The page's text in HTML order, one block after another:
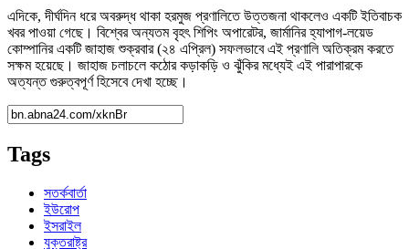
এদিকে, দীর্ঘদিন ধরে অবরুদ্ধ থাকা হরমুজ প্রণালিতে উত্তজনা থাকলেও একটি ইতিবাচক
খবর পাওয়া গেছে। বিশ্বের অন্যতম বৃহৎ শিপিং অপারেটর, জার্মানির হ্যাপাগ-লয়েড
কোম্পানির একটি জাহাজ শুক্রবার (২৪ এপ্রিল) সফলভাবে এই প্রণালি অতিক্রম করতে
সক্ষম হয়েছে। জাহাজ চলাচলে কঠোর কড়াকড়ি ও ঝুঁকির মধ্যেই এই পারাপারকে
অত্যন্ত গুরুত্বপূর্ণ হিসেবে দেখা হচ্ছে।
Tags
সতর্কবার্তা
ইউরোপ
ইসরাইল
যুক্তরাষ্ট্র